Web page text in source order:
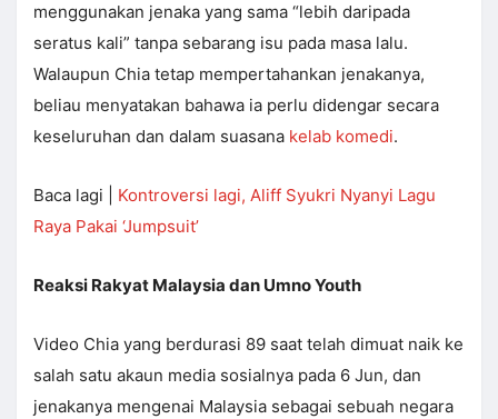
menggunakan jenaka yang sama “lebih daripada
seratus kali” tanpa sebarang isu pada masa lalu.
Walaupun Chia tetap mempertahankan jenakanya,
beliau menyatakan bahawa ia perlu didengar secara
keseluruhan dan dalam suasana kelab komedi.
Baca lagi | Kontroversi lagi, Aliff Syukri Nyanyi Lagu
Raya Pakai ‘Jumpsuit’
Reaksi Rakyat Malaysia dan Umno Youth
Video Chia yang berdurasi 89 saat telah dimuat naik ke
salah satu akaun media sosialnya pada 6 Jun, dan
jenakanya mengenai Malaysia sebagai sebuah negara